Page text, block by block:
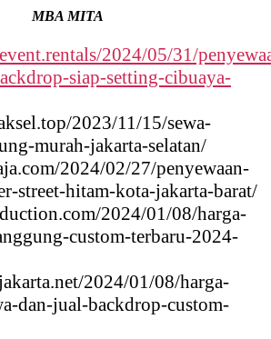
MBA MITA
2024/05/31/
siap-setting-cibuaya-
2023/11/15/sewa-
murah-jakarta-selatan/
2024/02/27/penyewaan-
street-hitam-kota-jakarta-barat/
2024/01/08/harga-
custom-terbaru-2024-
2024/01/08/harga-
dan-jual-backdrop-custom-